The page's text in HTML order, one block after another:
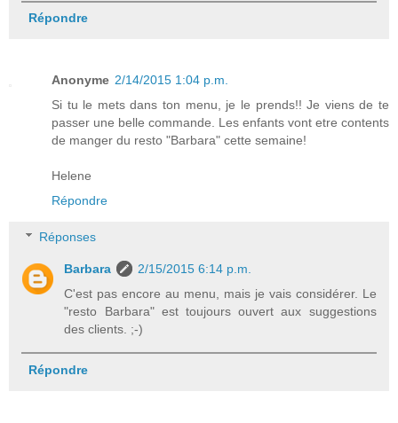
Répondre
Anonyme 2/14/2015 1:04 p.m.
Si tu le mets dans ton menu, je le prends!! Je viens de te
passer une belle commande. Les enfants vont etre contents
de manger du resto "Barbara" cette semaine!
Helene
Répondre
Réponses
Barbara
2/15/2015 6:14 p.m.
C'est pas encore au menu, mais je vais considérer. Le
"resto Barbara" est toujours ouvert aux suggestions
des clients. ;-)
Répondre